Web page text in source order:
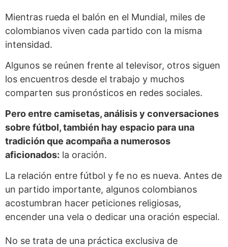
Mientras rueda el balón en el Mundial, miles de
colombianos viven cada partido con la misma
intensidad.
Algunos se reúnen frente al televisor, otros siguen
los encuentros desde el trabajo y muchos
comparten sus pronósticos en redes sociales.
Pero entre camisetas, análisis y conversaciones
sobre fútbol, también hay espacio para una
tradición que acompaña a numerosos
aficionados: la oración.
La relación entre fútbol y fe no es nueva. Antes de
un partido importante, algunos colombianos
acostumbran hacer peticiones religiosas,
encender una vela o dedicar una oración especial.
No se trata de una práctica exclusiva de